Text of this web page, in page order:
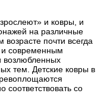
и ковры, и
на различные
почти всегда
и современным
возлюбленных
тем. Детские ковры в
соответствовать со